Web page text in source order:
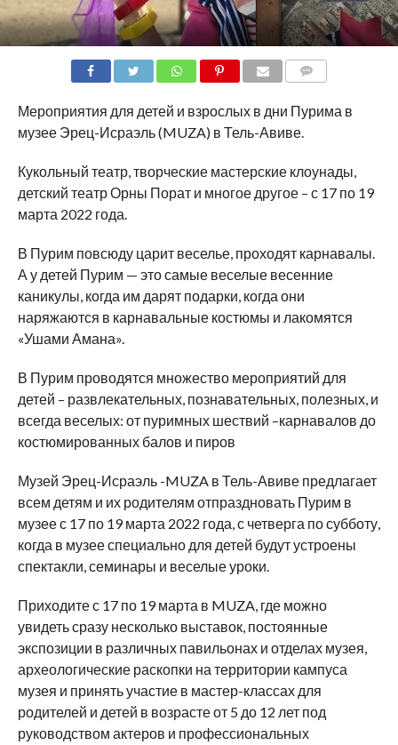
Мероприятия для детей и взрослых в дни Пурима в
музее Эрец-Исраэль (MUZA) в Тель-Авиве.
Кукольный театр, творческие мастерские клоунады,
детский театр Орны Порат и многое другое – с 17 по 19
марта 2022 года.
В Пурим повсюду царит веселье, проходят карнавалы.
А у детей Пурим — это самые веселые весенние
каникулы, когда им дарят подарки, когда они
наряжаются в карнавальные костюмы и лакомятся
«Ушами Амана».
В Пурим проводятся множество мероприятий для
детей – развлекательных, познавательных, полезных, и
всегда веселых: от пуримных шествий –карнавалов до
костюмированных балов и пиров
Музей Эрец-Исраэль -MUZA в Тель-Авиве предлагает
всем детям и их родителям отпраздновать Пурим в
музее с 17 по 19 марта 2022 года, с четверга по субботу,
когда в музее специально для детей будут устроены
спектакли, семинары и веселые уроки.
Приходите с 17 по 19 марта в MUZA, где можно
увидеть сразу несколько выставок, постоянные
экспозиции в различных павильонах и отделах музея,
археологические раскопки на территории кампуса
музея и принять участие в мастер-классах для
родителей и детей в возрасте от 5 до 12 лет под
руководством актеров и профессиональных